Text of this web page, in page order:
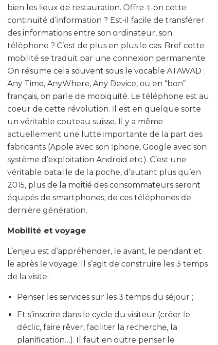
bien les lieux de restauration. Offre-t-on cette
continuité d’information ? Est-il facile de transférer
des informations entre son ordinateur, son
téléphone ? C’est de plus en plus le cas. Bref cette
mobilité se traduit par une connexion permanente.
On résume cela souvent sous le vocable ATAWAD :
Any Time, AnyWhere, Any Device, ou en “bon”
français, on parle de mobiquité. Le téléphone est au
coeur de cette révolution. Il est en quelque sorte
un véritable couteau suisse. Il y a même
actuellement une lutte importante de la part des
fabricants (Apple avec son Iphone, Google avec son
système d’exploitation Android etc.). C’est une
véritable bataille de la poche, d’autant plus qu’en
2015, plus de la moitié des consommateurs seront
équipés de smartphones, de ces téléphones de
dernière génération.
Mobilité et voyage
L’enjeu est d’appréhender, le avant, le pendant et
le après le voyage. Il s’agit de construire les 3 temps
de la visite :
Penser les services sur les 3 temps du séjour ;
Et s’inscrire dans le cycle du visiteur (créer le
déclic, faire rêver, faciliter la recherche, la
planification…). Il faut en outre penser le